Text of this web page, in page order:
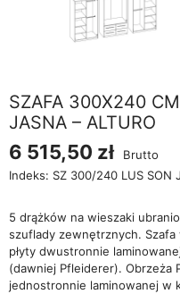
SZAFA 300X240
JASNA – ALTURO
6 515,50 zł
Brutto
Indeks: SZ 300/240 LUS SON J
5 drążków na wieszaki
szuflady zewnętrznych.
płyty dwustronnie
(dawniej Pfleiderer). Obrzeża
jednostronnie laminowanej w